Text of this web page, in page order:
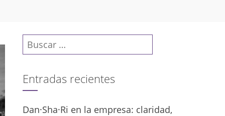
Buscar:
Entradas recientes
Dan·Sha·Ri en la empresa: claridad,